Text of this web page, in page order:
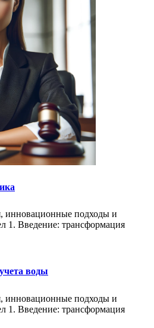
инновационные подходы и
1. Введение: трансформация
воды
инновационные подходы и
1. Введение: трансформация